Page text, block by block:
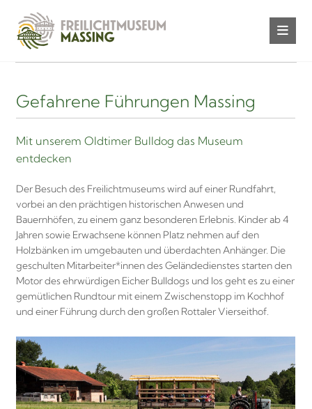
Gefahrene Führungen Massing
Mit unserem Oldtimer Bulldog das Museum
entdecken
Der Besuch des Freilichtmuseums wird auf einer Rundfahrt,
vorbei an den prächtigen historischen Anwesen und
Bauernhöfen, zu einem ganz besonderen Erlebnis. Kinder ab 4
Jahren sowie Erwachsene können Platz nehmen auf den
Holzbänken im umgebauten und überdachten Anhänger. Die
geschulten Mitarbeiter*innen des Geländedienstes starten den
Motor des ehrwürdigen Eicher Bulldogs und los geht es zu einer
gemütlichen Rundtour mit einem Zwischenstopp im Kochhof
und einer Führung durch den großen Rottaler Vierseithof.